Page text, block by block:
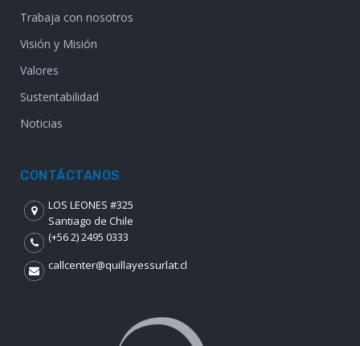
Trabaja con nosotros
Visión y Misión
Valores
Sustentabilidad
Noticias
CONTÁCTANOS
LOS LEONES #325
Santiago de Chile
(+56 2) 2495 0333
callcenter@quillayessurlat.cl